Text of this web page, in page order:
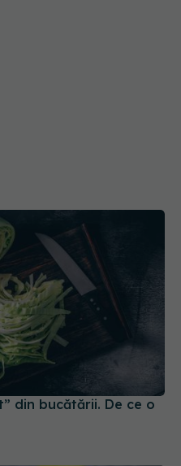
din bucătării. De ce o